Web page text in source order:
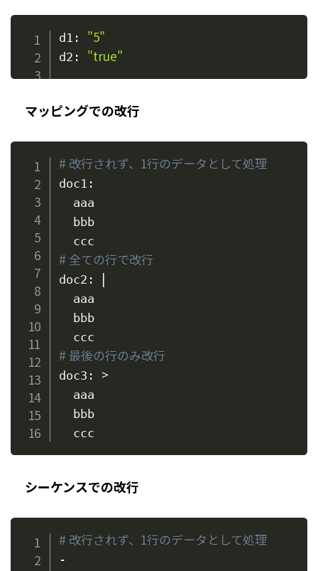
d1: "5"
d2: "true"
マッピングでの改行
# 改行されず、1行のデータとして処理
doc1:
  aaa
  bbb
# 全ての行で改行
doc2: |
  aaa
  bbb
# 最後の行のみ改行
doc3: >
  aaa
  bbb
シーケンスでの改行
# 改行されず、1行のデータとして処理
-